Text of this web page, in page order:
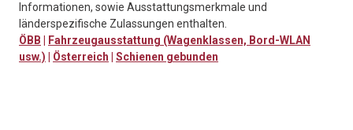
Informationen, sowie Ausstattungsmerkmale und
länderspezifische Zulassungen enthalten.
ÖBB
Fahrzeugausstattung (Wagenklassen, Bord-WLAN
usw.)
Österreich Schienen gebunden